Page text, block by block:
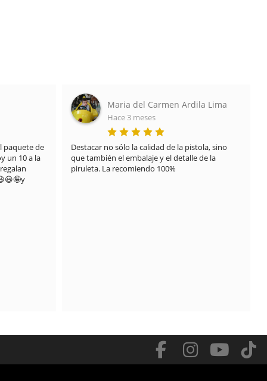
paquete de
un 10 a la
Maria del Carmen Ardila Lima
Hace 3 meses
Destacar no sólo la calidad de la pistola, sino
que también el embalaje y el detalle de la
piruleta. La recomiendo 100%